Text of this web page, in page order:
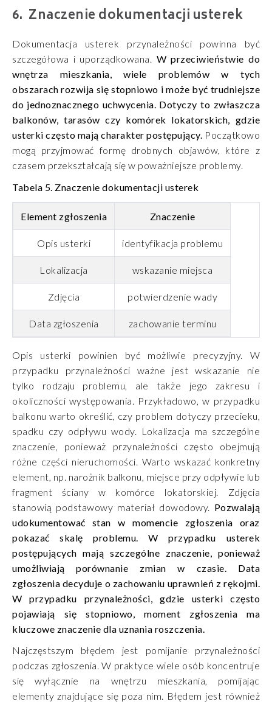
Znaczenie dokumentacji usterek
Dokumentacja usterek przynależności powinna być
szczegółowa i uporządkowana. W przeciwieństwie do
wnętrza mieszkania, wiele problemów w tych
obszarach rozwija się stopniowo i może być trudniejsze
do jednoznacznego uchwycenia. Dotyczy to zwłaszcza
balkonów, tarasów czy komórek lokatorskich, gdzie
usterki często mają charakter postępujący. Początkowo
mogą przyjmować formę drobnych objawów, które z
czasem przekształcają się w poważniejsze problemy.
Tabela 5. Znaczenie dokumentacji usterek
Element zgłoszenia Znaczenie
Opis usterki identyfikacja problemu
Lokalizacja wskazanie miejsca
Zdjęcia potwierdzenie wady
Data zgłoszenia zachowanie terminu
Opis usterki powinien być możliwie precyzyjny. W
przypadku przynależności ważne jest wskazanie nie
tylko rodzaju problemu, ale także jego zakresu i
okoliczności występowania. Przykładowo, w przypadku
balkonu warto określić, czy problem dotyczy przecieku,
spadku czy odpływu wody. Lokalizacja ma szczególne
znaczenie, ponieważ przynależności często obejmują
różne części nieruchomości. Warto wskazać konkretny
element, np. narożnik balkonu, miejsce przy odpływie lub
fragment ściany w komórce lokatorskiej. Zdjęcia
stanowią podstawowy materiał dowodowy. Pozwalają
udokumentować stan w momencie zgłoszenia oraz
pokazać skalę problemu. W przypadku usterek
postępujących mają szczególne znaczenie, ponieważ
umożliwiają porównanie zmian w czasie. Data
zgłoszenia decyduje o zachowaniu uprawnień z rękojmi.
W przypadku przynależności, gdzie usterki często
pojawiają się stopniowo, moment zgłoszenia ma
kluczowe znaczenie dla uznania roszczenia.
Najczęstszym błędem jest pomijanie przynależności
podczas zgłoszenia. W praktyce wiele osób koncentruje
się wyłącznie na wnętrzu mieszkania, pomijając
elementy znajdujące się poza nim. Błędem jest również